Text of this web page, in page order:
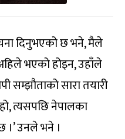
दिनुभएको छ भने, मैले
भएको होइन, उहाँले
सम्झौताको सारा तयारी
त्यसपछि नेपालका
।’ उनले भने ।